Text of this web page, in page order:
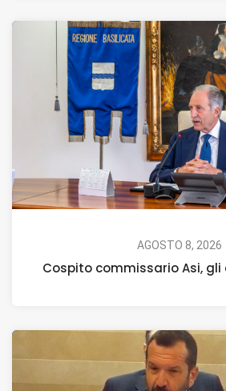
AGOSTO 8, 2026
Cospito commissario Asi, gli